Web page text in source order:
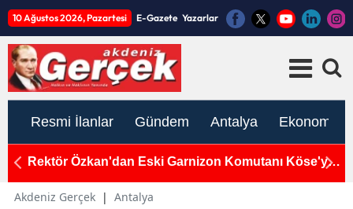
10 Ağustos 2026, Pazartesi E-Gazete Yazarlar
Resmi İlanlar Gündem Antalya Ekonomi
Rektör Özkan'dan Eski Garnizon Komutanı Köse'ye
Akdeniz Gerçek | Antalya